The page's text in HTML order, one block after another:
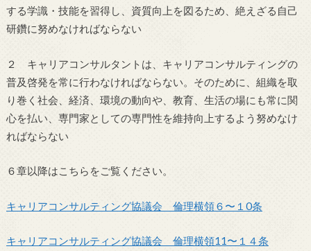
する学識・技能を習得し、資質向上を図るため、絶えざる自己
研鑽に努めなければならない
２ キャリアコンサルタントは、キャリアコンサルティングの
普及啓発を常に行わなければならない。そのために、組織を取
り巻く社会、経済、環境の動向や、教育、生活の場にも常に関
心を払い、専門家としての専門性を維持向上するよう努めなけ
ればならない
６章以降はこちらをご覧ください。
キャリアコンサルティング協議会 倫理横領６〜１0条
キャリアコンサルティング協議会 倫理横領11〜１４条